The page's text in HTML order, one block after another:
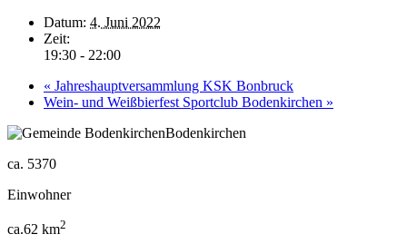
Datum: 4. Juni 2022
Zeit:
19:30 - 22:00
« Jahreshauptversammlung KSK Bonbruck
Wein- und Weißbierfest Sportclub Bodenkirchen »
Bodenkirchen
ca. 5370
Einwohner
ca.62 km2